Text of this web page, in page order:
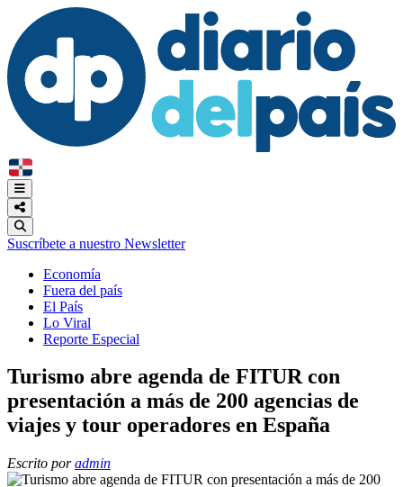
Suscríbete a nuestro Newsletter
Economía
Fuera del país
El País
Lo Viral
Reporte Especial
Turismo abre agenda de FITUR con
presentación a más de 200 agencias de
viajes y tour operadores en España
Escrito poradmin